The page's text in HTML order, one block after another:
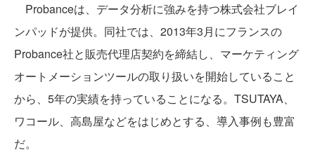
Probanceは、データ分析に強みを持つ株式会社ブレイ
ンパッドが提供。同社では、2013年3月にフランスの
Probance社と販売代理店契約を締結し、マーケティング
オートメーションツールの取り扱いを開始していること
から、5年の実績を持っていることになる。TSUTAYA、
ワコール、高島屋などをはじめとする、導入事例も豊富
だ。